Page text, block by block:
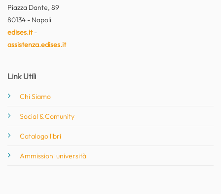
Piazza Dante, 89
80134 - Napoli
edises.it-
assistenza.edises.it
Link Utili
Chi Siamo
Social & Comunity
Catalogo libri
Ammissioni università